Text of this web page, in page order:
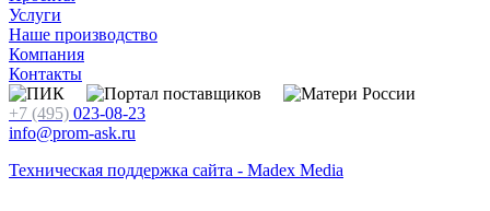
Услуги
Наше производство
Компания
Контакты
+7 (495) 023-08-23
info@prom-ask.ru
Техническая поддержка сайта - Madex Media